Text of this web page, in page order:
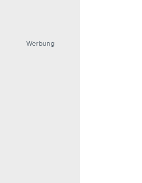
Werbung